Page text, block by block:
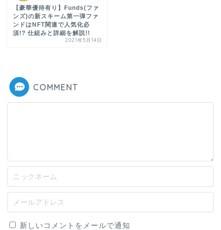
【豪華優待有り】Funds(ファ
ンズ)の新スキーム第一弾ファ
ンドはNFT関連で人気化必
須!? 仕組みと詳細を解説!!
2021年5月14日
COMMENT
新しいコメントをメールで通知